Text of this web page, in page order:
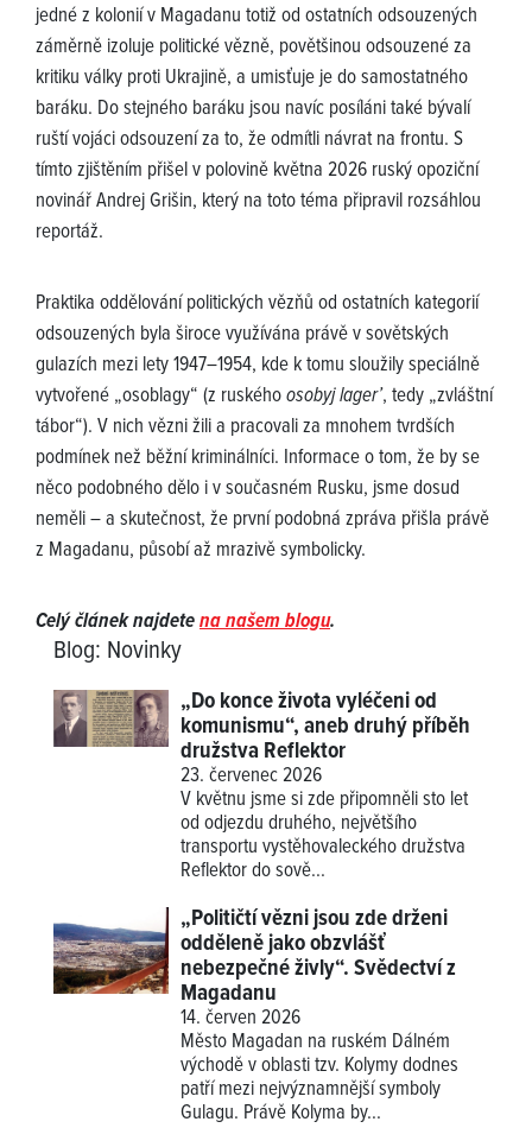
jedné z kolonií v Magadanu totiž od ostatních odsouzených
záměrně izoluje politické vězně, povětšinou odsouzené za
kritiku války proti Ukrajině, a umisťuje je do samostatného
baráku. Do stejného baráku jsou navíc posíláni také bývalí
ruští vojáci odsouzení za to, že odmítli návrat na frontu. S
tímto zjištěním přišel v polovině května 2026 ruský opoziční
novinář Andrej Grišin, který na toto téma připravil rozsáhlou
reportáž.
Praktika oddělování politických vězňů od ostatních kategorií
odsouzených byla široce využívána právě v sovětských
gulazích mezi lety 1947–1954, kde k tomu sloužily speciálně
vytvořené „osoblagy“ (z ruskéhoosobyj lager’, tedy „zvláštní
tábor“). V nich vězni žili a pracovali za mnohem tvrdších
podmínek než běžní kriminálníci. Informace o tom, že by se
něco podobného dělo i v současném Rusku, jsme dosud
neměli – a skutečnost, že první podobná zpráva přišla právě
z Magadanu, působí až mrazivě symbolicky.
Celý článek najdetena našem blogu.
Blog: Novinky
„Do konce života vyléčeni od
komunismu“, aneb druhý příběh
družstva Reflektor
23. červenec 2026
V květnu jsme si zde připomněli sto let
od odjezdu druhého, největšího
transportu vystěhovaleckého družstva
Reflektor do sově...
„Političtí vězni jsou zde drženi
odděleně jako obzvlášť
nebezpečné živly“. Svědectví z
Magadanu
14. červen 2026
Město Magadan na ruském Dálném
východě v oblasti tzv. Kolymy dodnes
patří mezi nejvýznamnější symboly
Gulagu. Právě Kolyma by...